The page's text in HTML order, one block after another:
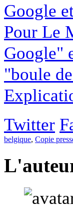
Google
Pour Le
Google"
"boule
Twitter
belgique, Copie